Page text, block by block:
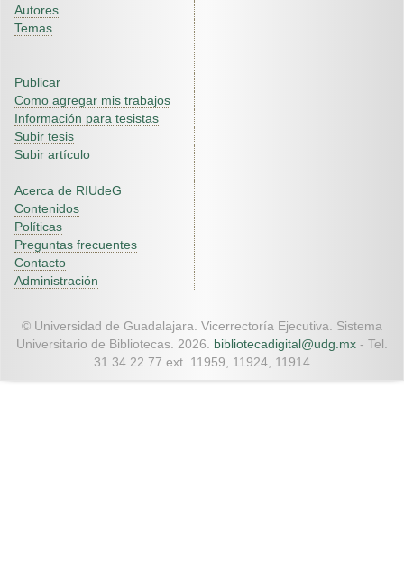
Autores
Temas
Publicar
Como agregar mis trabajos
Información para tesistas
Subir tesis
Subir artículo
Acerca de RIUdeG
Contenidos
Políticas
Preguntas frecuentes
Contacto
Administración
© Universidad de Guadalajara. Vicerrectoría Ejecutiva. Sistema
Universitario de Bibliotecas. 2026. bibliotecadigital@udg.mx - Tel.
31 34 22 77 ext. 11959, 11924, 11914